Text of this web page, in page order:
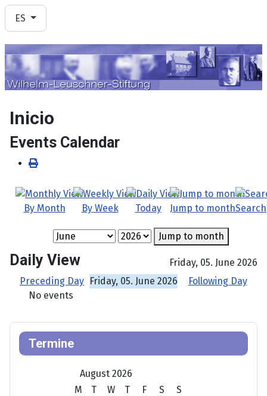
Seleccione su idioma
ES
Inicio
Events Calendar
By Month By Week Today Jump to monthSearch
Jump to month
Daily View
Friday, 05. June 2026
Preceding Day Friday, 05. June 2026
Following Day
No events
Termine
August 2026
M
T W T F S
S